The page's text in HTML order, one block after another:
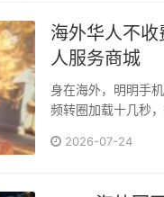
海外华人不
人服务商城
身在海外，明明手
频转圈加载十几秒
有没有一款工具能
2026-07-24